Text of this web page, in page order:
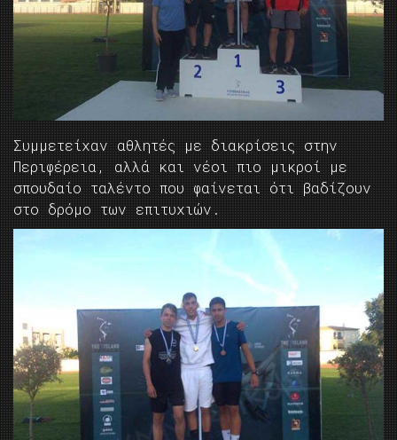
Συμμετείχαν αθλητές με διακρίσεις στην
Περιφέρεια, αλλά και νέοι πιο μικροί με
σπουδαίο ταλέντο που φαίνεται ότι βαδίζουν
στο δρόμο των επιτυχιών.